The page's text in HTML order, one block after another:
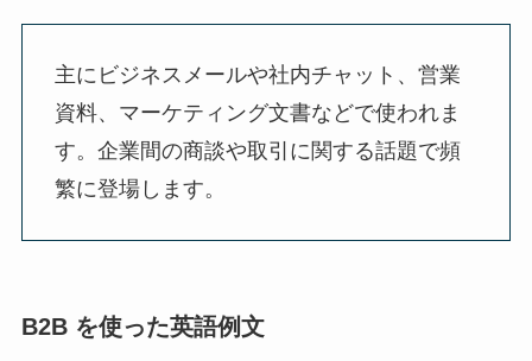
主にビジネスメールや社内チャット、営業
資料、マーケティング文書などで使われま
す。企業間の商談や取引に関する話題で頻
繁に登場します。
B2B を使った英語例文